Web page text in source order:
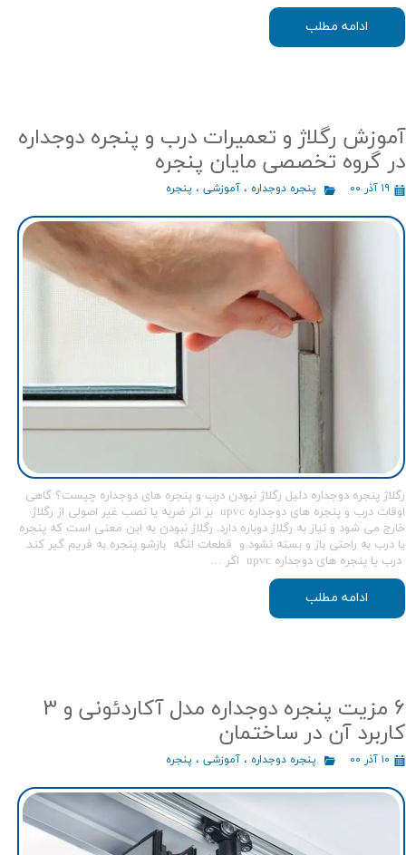
ادامه مطلب
آموزش رگلاژ و تعمیرات درب و پنجره دوجداره
در گروه تخصصی مایان پنجره
۱۹ آذر ۰۰ پنجره دوجداره ، آموزشی ، پنجره
رگلاژ پنجره دوجداره دلیل رگلاژ نبودن درب و پنجره های دوجداره چیست؟ گاهی
اوقات درب و پنجره های دوجداره upvc بر اثر ضربه یا نصب غیر اصولی از رگلاژ
خارج می شود و نیاز به رگلاژ دوباره دارد. رگلاژ نبودن به این معنی است که پنجره
یا درب به راحتی باز و بسته نشود و قطعات لنگه بازشو پنجره به فریم گیر کند.
درب یا پنجره های دوجداره upvc اگر …
ادامه مطلب
6 مزیت پنجره دوجداره مدل آکاردئونی و 3
كاربرد آن در ساختمان
۱۰ آذر ۰۰ پنجره دوجداره ، آموزشی ، پنجره